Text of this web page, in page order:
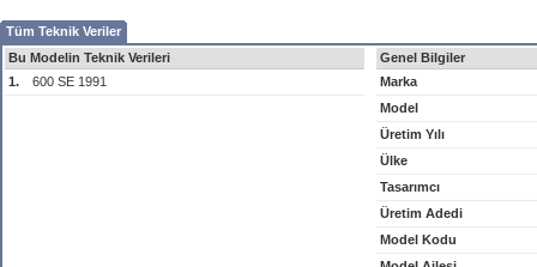
Tüm Teknik Veriler
Bu Modelin Teknik Verileri
1.
600 SE 1991
Genel Bilgiler
Marka
Model
Üretim Yılı
Ülke
Tasarımcı
Üretim Adedi
Model Kodu